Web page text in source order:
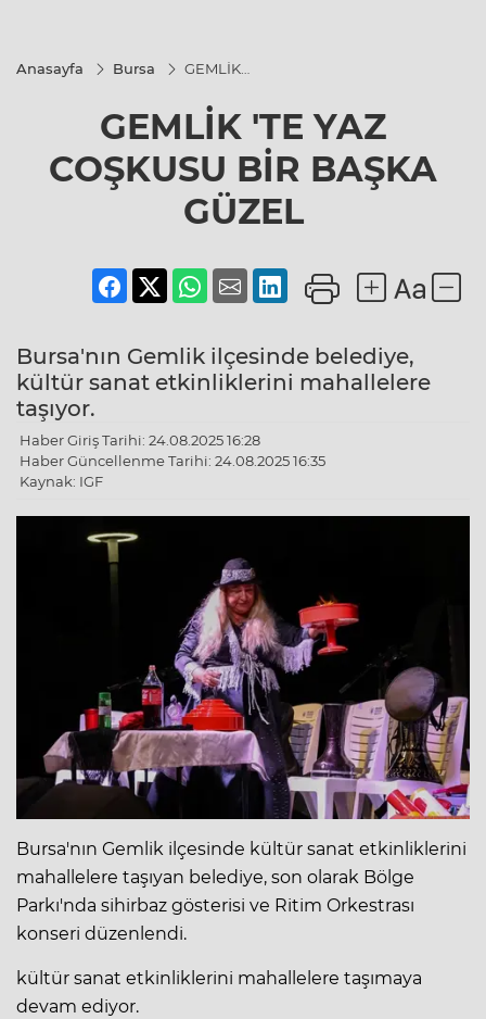
Anasayfa Bursa
GEMLİK
COŞKUSU
BAŞKA
GÜZEL
GEMLİK 'TE YAZ
COŞKUSU BİR BAŞKA
GÜZEL
Bursa'nın Gemlik ilçesinde belediye,
kültür sanat etkinliklerini mahallelere
taşıyor.
Haber Giriş Tarihi: 24.08.2025 16:28
Haber Güncellenme Tarihi: 24.08.2025 16:35
Kaynak: IGF
Bursa'nın Gemlik ilçesinde kültür sanat etkinliklerini
mahallelere taşıyan belediye, son olarak Bölge
Parkı'nda sihirbaz gösterisi ve Ritim Orkestrası
konseri düzenlendi.
kültür sanat etkinliklerini mahallelere taşımaya
devam ediyor.